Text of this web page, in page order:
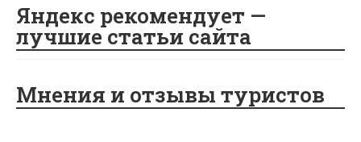
Яндекс рекомендует —
лучшие статьи сайта
Мнения и отзывы туристов